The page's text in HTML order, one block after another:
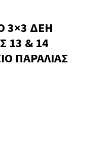
3×3 ΔΕΗ
13 & 14
ΠΑΡΑΛΙΑΣ